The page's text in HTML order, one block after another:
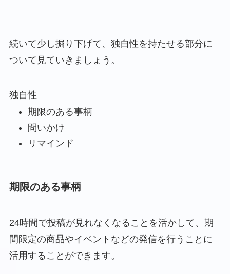
続いて少し掘り下げて、独自性を持たせる部分に
ついて見ていきましょう。
独自性
期限のある事柄
問いかけ
リマインド
期限のある事柄
24時間で投稿が見れなくなることを活かして、期
間限定の商品やイベントなどの発信を行うことに
活用することができます。